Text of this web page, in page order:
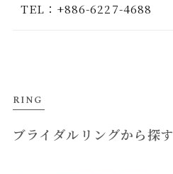
TEL：+886-6227-4688
RING
ブライダルリングから探す